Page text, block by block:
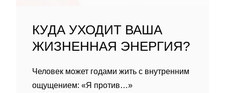
КУДА УХОДИТ ВАША
ЖИЗНЕННАЯ ЭНЕРГИЯ?
Человек может годами жить с внутренним
ощущением: «Я против…»